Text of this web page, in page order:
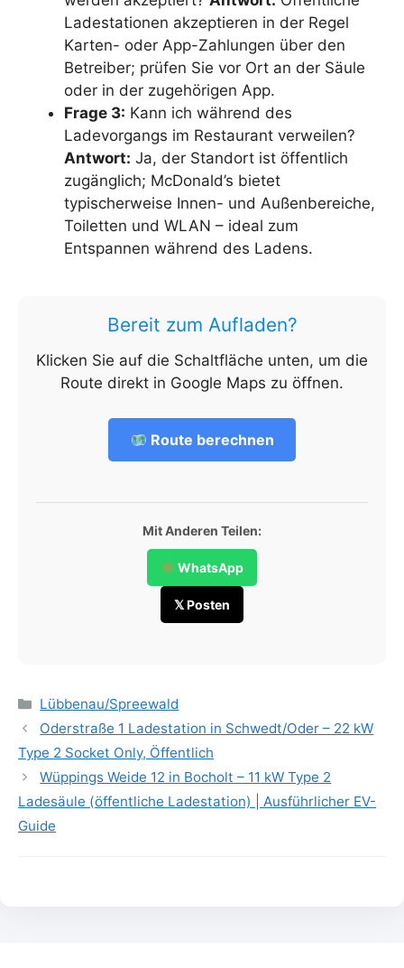
Ladestationen akzeptieren in der Regel
Karten- oder App-Zahlungen über den
Betreiber; prüfen Sie vor Ort an der Säule
oder in der zugehörigen App.
Frage 3: Kann ich während des
Ladevorgangs im Restaurant verweilen?
Antwort: Ja, der Standort ist öffentlich
zugänglich; McDonald’s bietet
typischerweise Innen- und Außenbereiche,
Toiletten und WLAN – ideal zum
Entspannen während des Ladens.
Bereit zum Aufladen?
Klicken Sie auf die Schaltfläche unten, um die
Route direkt in Google Maps zu öffnen.
Route berechnen
Mit Anderen Teilen:
WhatsApp
𝕏 Posten
Categories
Lübbenau/Spreewald
Oderstraße 1 Ladestation in Schwedt/Oder – 22 kW
Type 2 Socket Only, Öffentlich
Wüppings Weide 12 in Bocholt – 11 kW Type 2
Ladesäule (öffentliche Ladestation) | Ausführlicher EV-
Guide